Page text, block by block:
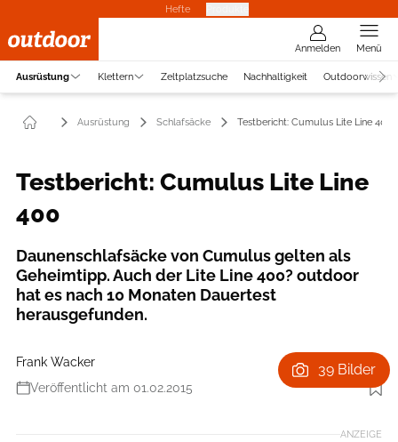
Hefte
Anmelden Menü
Ausrüstung Klettern Zeltplatzsuche Nachhaltigkeit Outdoorwissen
Ausrüstung Schlafsäcke Testbericht: Cumulus Lite Line 400
Testbericht: Cumulus Lite Line
400
Daunenschlafsäcke von Cumulus gelten als
Geheimtipp. Auch der Lite Line 400? outdoor
hat es nach 10 Monaten Dauertest
herausgefunden.
Frank Wacker
Veröffentlicht am 01.02.2015
Foto: Steffen Scheyhing
39 Bilder
ANZEIGE